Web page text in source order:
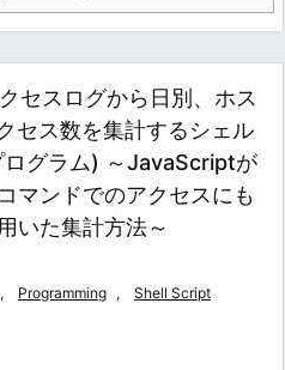
セスログから日別、ホス
セス数を集計するシェル
ログラム) ～JavaScriptが
マンドでのアクセスにも
いた集計方法～
, Programming , Shell Script